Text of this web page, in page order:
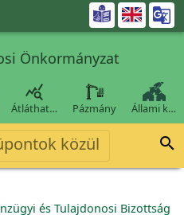

Önkormányzat

Átláthat… Pázmány Állami k…
közül 
és Tulajdonosi Bizottság